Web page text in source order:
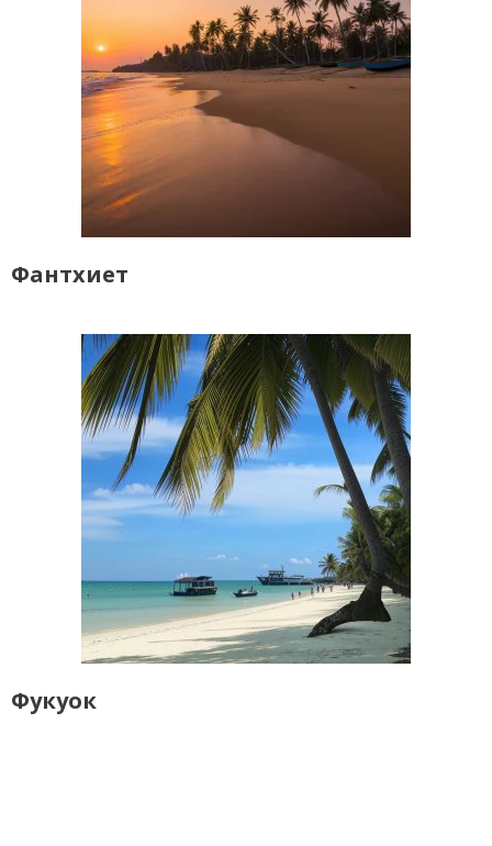
Фантхиет
Фукуок